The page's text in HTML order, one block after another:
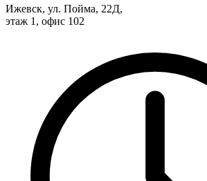
Ижевск, ул. Пойма, 22Д,
этаж 1, офис 102